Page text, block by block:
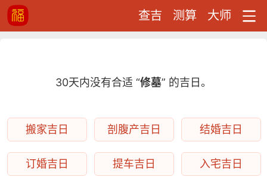
查吉 测算 大师
30天内没有合适 “修墓” 的吉日。
搬家吉日 剖腹产吉日 结婚吉日
订婚吉日 提车吉日 入宅吉日